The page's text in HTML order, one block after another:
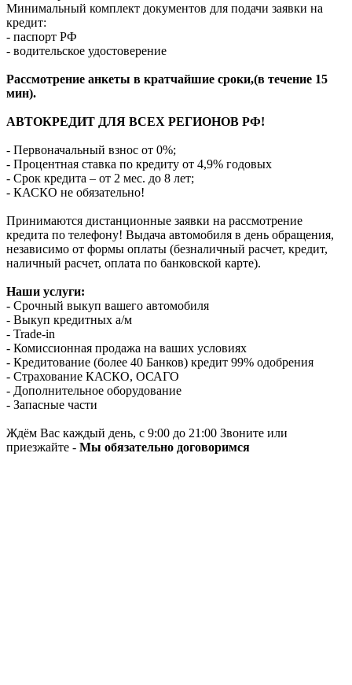
Минимальный комплект документов для подачи заявки на
кредит:
- паспорт РФ
- водительское удостоверение
Рассмотрение анкеты в кратчайшие сроки,(в течение 15
мин).
АВТОКРЕДИТ ДЛЯ ВСЕХ РЕГИОНОВ РФ!
- Первоначальный взнос от 0%;
- Процентная ставка по кредиту от 4,9% годовых
- Срок кредита – от 2 мес. до 8 лет;
- КАСКО не обязательно!
Принимаются дистанционные заявки на рассмотрение
кредита по телефону! Выдача автомобиля в день обращения,
независимо от формы оплаты (безналичный расчет, кредит,
наличный расчет, оплата по банковской карте).
Наши услуги:
- Срочный выкуп вашего автомобиля
- Выкуп кредитных а/м
- Trade-in
- Комиссионная продажа на ваших условиях
- Кредитование (более 40 Банков) кредит 99% одобрения
- Страхование КАСКО, ОСАГО
- Дополнительное оборудование
- Запасные части
Ждём Вас каждый день, с 9:00 до 21:00 Звоните или
приезжайте - Мы обязательно договоримся